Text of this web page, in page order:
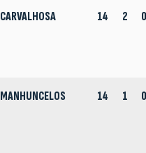
CARVALHOSA 14 2 0
MANHUNCELOS 14 1 0